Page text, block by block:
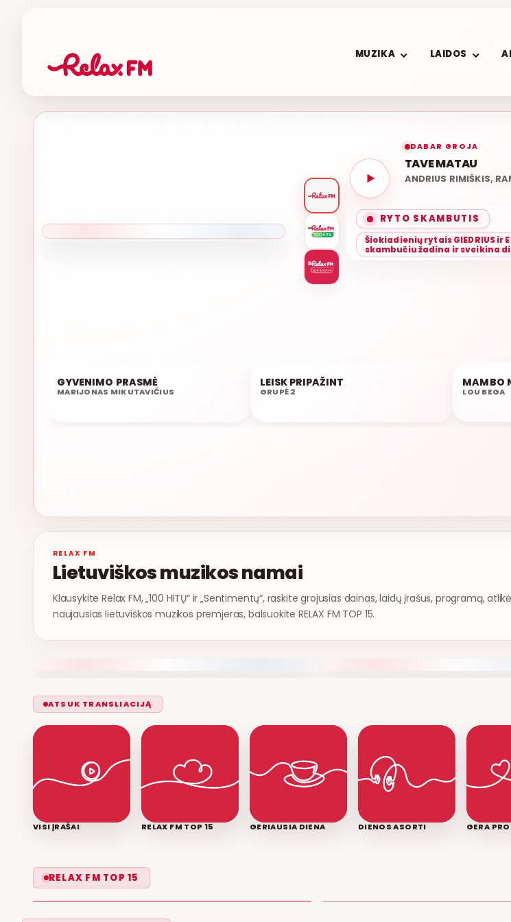
MUZIKA LAIDOS
DABAR GROJA
TAVE MATAU
ANDRIUS RIMIŠKIS,
RYTO SKAMBUTIS
Šiokiadienių rytais GIEDRIUS ir
skambučiu žadina ir sveikina
01:50
GYVENIMO PRASMĖ
MARIJONAS MIKUTAVIČIUS
01:48
LEISK PRIPAŽINT
GRUPĖ 2
01:46
MAMBO
LOU BEGA
RELAX FM
Lietuviškos muzikos namai
Klausykite Relax FM, „100 HITŲ“ ir „Sentimentų“, raskite grojusias dainas, laidų įrašus, programą,
naujausias lietuviškos muzikos premjeras, balsuokite RELAX FM TOP 15.
ATSUK TRANSLIACIJĄ
VISI ĮRAŠAI RELAX FM TOP 15 GERIAUSIA DIENA DIENOS ASORTI GERA
RELAX FM TOP 15
LEISK PRIPAŽINTI
GRUPĖ 2